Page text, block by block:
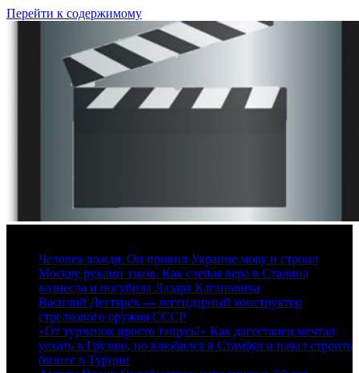
Перейти к содержимому
Человек вождя. Он привил Украине мову и строил
Москву руками зэков. Как слепая вера в Сталина
вознесла и погубила Лазаря Кагановича
Василий Дегтярев — легендарный конструктор
стрелкового оружия СССР
«От турчанок просто тащусь!» Как дагестанец мечтал
уехать в Грузию, но влюбился в Стамбул и начал строить
бизнес в Турции